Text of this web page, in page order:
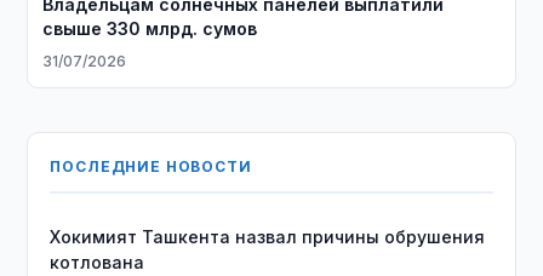
Владельцам солнечных панелей выплатили
свыше 330 млрд. сумов
31/07/2026
ПОСЛЕДНИЕ НОВОСТИ
Хокимият Ташкента назвал причины обрушения
котлована